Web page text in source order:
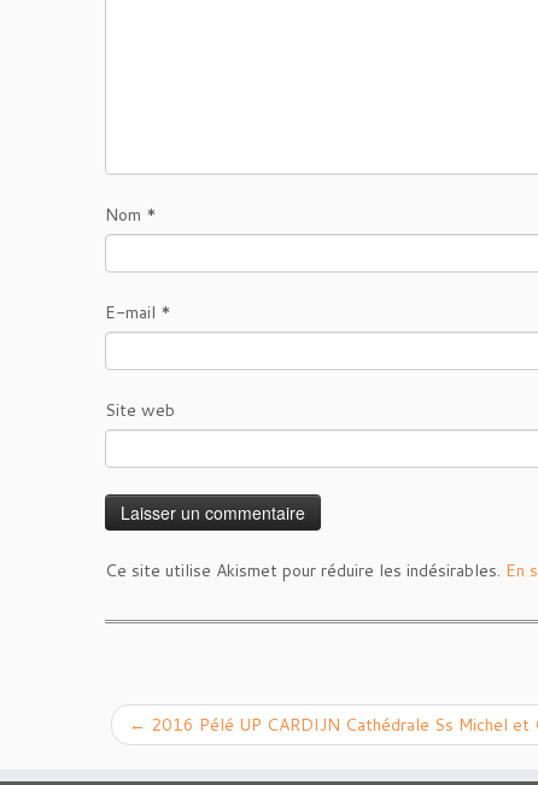
Nom *
E-mail *
Site web
Ce site utilise Akismet pour réduire les indésirables. En
← 2016 Pélé UP CARDIJN Cathédrale Ss Michel et